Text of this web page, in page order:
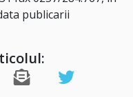
publicarii